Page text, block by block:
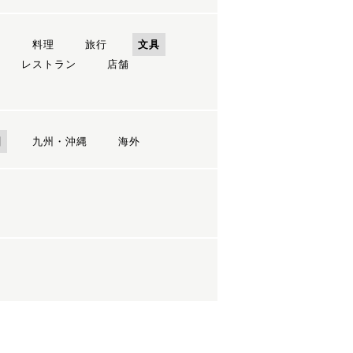
料理 旅行
文具
レストラン
店舗
九州・沖縄 海外